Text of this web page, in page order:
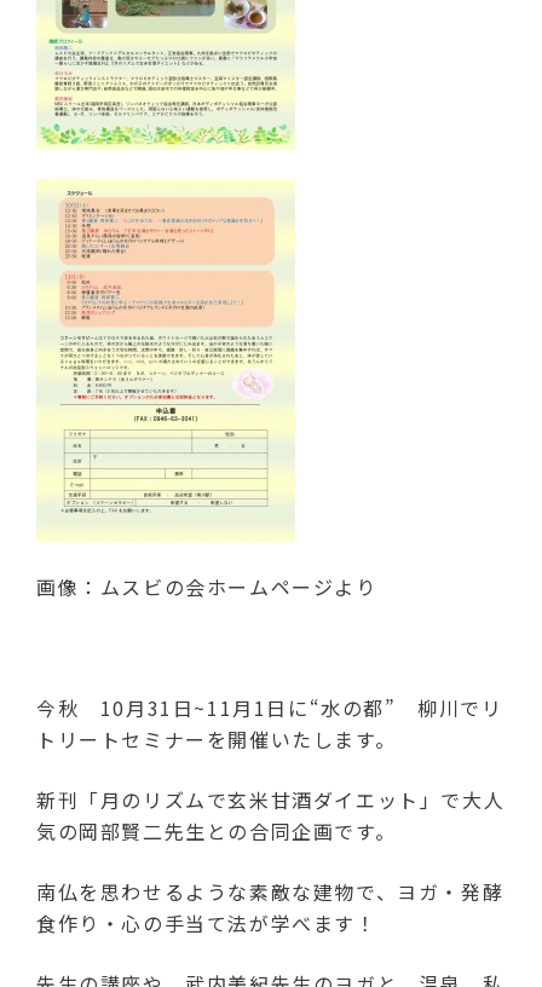
24時間受付（対応時間：9:00〜17:00）
画像：ムスビの会ホームページより
今秋 10月31日~11月1日に“水の都” 柳川でリ
トリートセミナーを開催いたします。
新刊「月のリズムで玄米甘酒ダイエット」で大人
気の岡部賢二先生との合同企画です。
南仏を思わせるような素敵な建物で、ヨガ・発酵
食作り・心の手当て法が学べます！